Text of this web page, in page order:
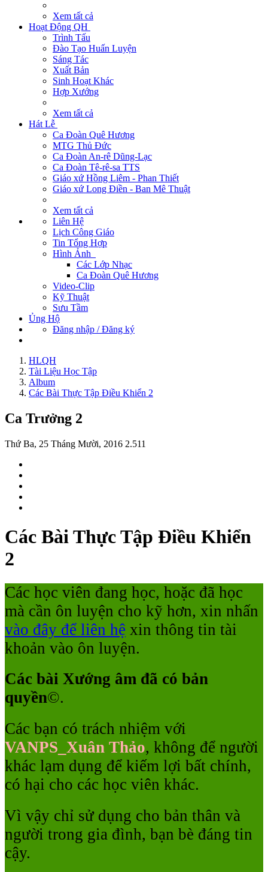
Xem tất cả
Hoạt Động QH
Trình Tấu
Đào Tạo Huấn Luyện
Sáng Tác
Xuất Bản
Sinh Hoạt Khác
Hợp Xướng
Xem tất cả
Hát Lễ
Ca Đoàn Quê Hương
MTG Thủ Đức
Ca Đoàn An-rê Dũng-Lạc
Ca Đoàn Tê-rê-sa TTS
Giáo xứ Hồng Liêm - Phan Thiết
Giáo xứ Long Điền - Ban Mê Thuật
Xem tất cả
Liên Hệ
Lịch Công Giáo
Tin Tổng Hợp
Hình Ảnh
Các Lớp Nhạc
Ca Đoàn Quê Hương
Video-Clip
Kỹ Thuật
Sưu Tầm
Ủng Hộ
Đăng nhập / Đăng ký
HLQH
Tài Liệu Học Tập
Album
Các Bài Thực Tập Điều Khiển 2
Ca Trưởng 2
Thứ Ba, 25 Tháng Mười, 2016 2.511
Các Bài Thực Tập Điều Khiển
2
Các học viên đang học, hoặc đã học
mà cần ôn luyện cho kỹ hơn, xin nhấn
vào đây để liên hệ xin thông tin tài
khoản vào ôn luyện.
Các bài Xướng âm đã có bản
quyền©.
Các bạn có trách nhiệm với
VANPS_Xuân Thảo, không để người
khác lạm dụng để kiếm lợi bất chính,
có hại cho các học viên khác.
Vì vậy chỉ sử dụng cho bản thân và
người trong gia đình, bạn bè đáng tin
cậy.